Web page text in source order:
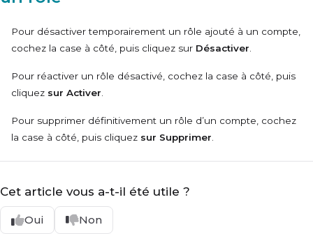
Pour désactiver temporairement un rôle ajouté à un compte,
cochez la case à côté, puis cliquez sur Désactiver
Pour réactiver un rôle désactivé, cochez la case à côté, puis
cliquez sur Activer
Pour supprimer définitivement un rôle d’un compte, cochez
la case à côté, puis cliquez sur Supprimer
Cet article vous a-t-il été utile ?
Oui Non